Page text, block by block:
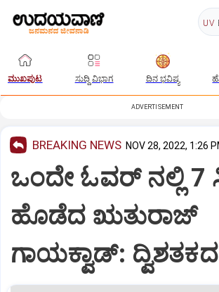
UV
ಮುಖಪುಟ ಸುದ್ದಿ ವಿಭಾಗ ದಿನ ಭವಿಷ್ಯ
ADVERTISEMENT
BREAKING NEWS NOV 28, 2022, 1:26
ಒಂದೇ ಓವರ್ ನಲ್ಲಿ 7
ಹೊಡೆದ ಋತುರಾಜ್
ಗಾಯಕ್ವಾಡ್: